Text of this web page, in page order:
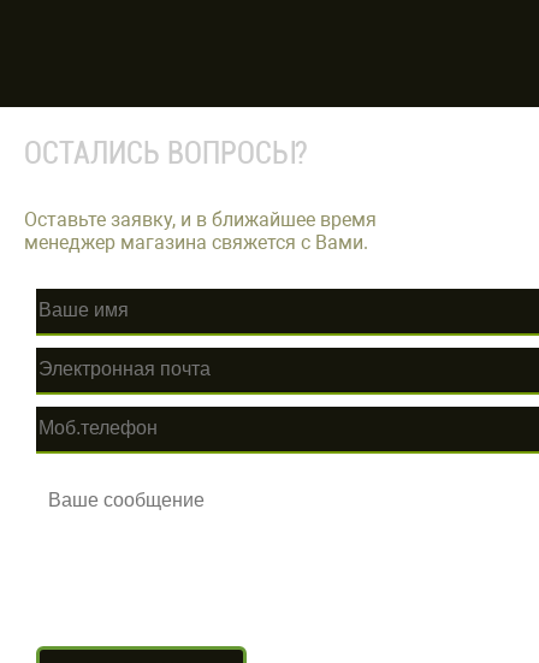
ОСТАЛИСЬ ВОПРОСЫ?
Оставьте заявку, и в ближайшее время
менеджер магазина свяжется с Вами.